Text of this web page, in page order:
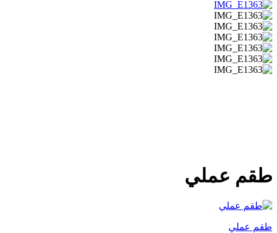
طقم عملي
طقم عملي